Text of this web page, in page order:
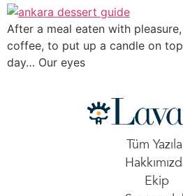
After a meal eaten with
coffee, to put up a candle on
day… Our eyes
Tüm
Ekip